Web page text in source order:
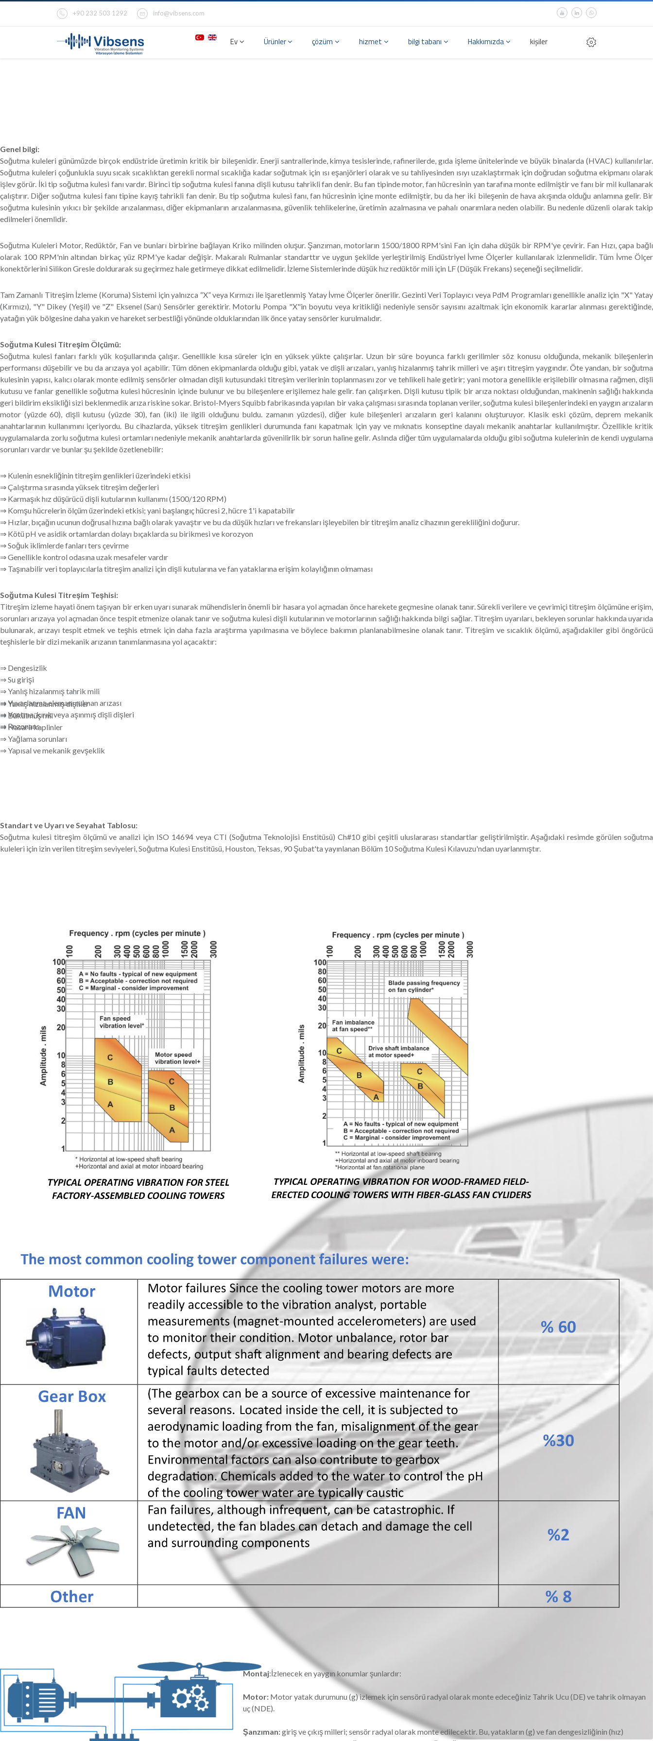
+90 232 503 1292 info@vibsens.com
Ev Ürünler çözüm hizmet bilgi tabanı Hakkımızda kişiler
Genel bilgi:
Soğutma kuleleri günümüzde birçok endüstride üretimin kritik bir bileşenidir. Enerji santrallerinde, kimya tesislerinde, rafinerilerde, gıda işleme ünitelerinde ve büyük binalarda (HVAC) kullanılırlar.
Soğutma kuleleri çoğunlukla suyu sıcak sıcaklıktan gerekli normal sıcaklığa kadar soğutmak için ısı eşanjörleri olarak ve su tahliyesinden ısıyı uzaklaştırmak için doğrudan soğutma ekipmanı olarak
işlev görür. İki tip soğutma kulesi fanı vardır. Birinci tip soğutma kulesi fanına dişli kutusu tahrikli fan denir. Bu fan tipinde motor, fan hücresinin yan tarafına monte edilmiştir ve fanı bir mil kullanarak
çalıştırır. Diğer soğutma kulesi fanı tipine kayış tahrikli fan denir. Bu tip soğutma kulesi fanı, fan hücresinin içine monte edilmiştir, bu da her iki bileşenin de hava akışında olduğu anlamına gelir. Bir
soğutma kulesinin yıkıcı bir şekilde arızalanması, diğer ekipmanların arızalanmasına, güvenlik tehlikelerine, üretimin azalmasına ve pahalı onarımlara neden olabilir. Bu nedenle düzenli olarak takip
edilmeleri önemlidir.
Soğutma Kuleleri Motor, Redüktör, Fan ve bunları birbirine bağlayan Kriko milinden oluşur. Şanzıman, motorların 1500/1800 RPM'sini Fan için daha düşük bir RPM'ye çevirir. Fan Hızı, çapa bağlı
olarak 100 RPM'nin altından birkaç yüz RPM'ye kadar değişir. Makaralı Rulmanlar standarttır ve uygun şekilde yerleştirilmiş Endüstriyel İvme Ölçerler kullanılarak izlenmelidir. Tüm İvme Ölçer
konektörlerini Silikon Gresle doldurarak su geçirmez hale getirmeye dikkat edilmelidir. İzleme Sistemlerinde düşük hız redüktör mili için LF (Düşük Frekans) seçeneği seçilmelidir.
Tam Zamanlı Titreşim İzleme (Koruma) Sistemi için yalnızca “X” veya Kırmızı ile işaretlenmiş Yatay İvme Ölçerler önerilir. Gezinti Veri Toplayıcı veya PdM Programları genellikle analiz için "X" Yatay
(Kırmızı), "Y" Dikey (Yeşil) ve "Z" Eksenel (Sarı) Sensörler gerektirir. Motorlu Pompa "X"in boyutu veya kritikliği nedeniyle sensör sayısını azaltmak için ekonomik kararlar alınması gerektiğinde,
yatağın yük bölgesine daha yakın ve hareket serbestliği yönünde olduklarından ilk önce yatay sensörler kurulmalıdır.
Soğutma Kulesi Titreşim Ölçümü:
Soğutma kulesi fanları farklı yük koşullarında çalışır. Genellikle kısa süreler için en yüksek yükte çalışırlar. Uzun bir süre boyunca farklı gerilimler söz konusu olduğunda, mekanik bileşenlerin
performansı düşebilir ve bu da arızaya yol açabilir. Tüm dönen ekipmanlarda olduğu gibi, yatak ve dişli arızaları, yanlış hizalanmış tahrik milleri ve aşırı titreşim yaygındır. Öte yandan, bir soğutma
kulesinin yapısı, kalıcı olarak monte edilmiş sensörler olmadan dişli kutusundaki titreşim verilerinin toplanmasını zor ve tehlikeli hale getirir; yani motora genellikle erişilebilir olmasına rağmen, dişli
kutusu ve fanlar genellikle soğutma kulesi hücresinin içinde bulunur ve bu bileşenlere erişilemez hale gelir. fan çalışırken. Dişli kutusu tipik bir arıza noktası olduğundan, makinenin sağlığı hakkında
geri bildirim eksikliği sizi beklenmedik arıza riskine sokar. Bristol-Myers Squibb fabrikasında yapılan bir vaka çalışması sırasında toplanan veriler, soğutma kulesi bileşenlerindeki en yaygın arızaların
motor (yüzde 60), dişli kutusu (yüzde 30), fan (iki) ile ilgili olduğunu buldu. zamanın yüzdesi), diğer kule bileşenleri arızaların geri kalanını oluşturuyor. Klasik eski çözüm, deprem mekanik
anahtarlarının kullanımını içeriyordu. Bu cihazlarda, yüksek titreşim genlikleri durumunda fanı kapatmak için yay ve mıknatıs konseptine dayalı mekanik anahtarlar kullanılmıştır. Özellikle kritik
uygulamalarda zorlu soğutma kulesi ortamları nedeniyle mekanik anahtarlarda güvenilirlik bir sorun haline gelir. Aslında diğer tüm uygulamalarda olduğu gibi soğutma kulelerinin de kendi uygulama
sorunları vardır ve bunlar şu şekilde özetlenebilir:
⇒ Kulenin esnekliğinin titreşim genlikleri üzerindeki etkisi
⇒ Çalıştırma sırasında yüksek titreşim değerleri
⇒ Karmaşık hız düşürücü dişli kutularının kullanımı (1500/120 RPM)
⇒ Komşu hücrelerin ölçüm üzerindeki etkisi; yani başlangıç ​​hücresi 2, hücre 1'i kapatabilir
⇒ Hızlar, bıçağın ucunun doğrusal hızına bağlı olarak yavaştır ve bu da düşük hızları ve frekansları işleyebilen bir titreşim analiz cihazının gerekliliğini doğurur.
⇒ Kötü pH ve asidik ortamlardan dolayı bıçaklarda su birikmesi ve korozyon
⇒ Soğuk iklimlerde fanları ters çevirme
⇒ Genellikle kontrol odasına uzak mesafeler vardır
⇒ Taşınabilir veri toplayıcılarla titreşim analizi için dişli kutularına ve fan yataklarına erişim kolaylığının olmaması
Soğutma Kulesi Titreşim Teşhisi:
Titreşim izleme hayati önem taşıyan bir erken uyarı sunarak mühendislerin önemli bir hasara yol açmadan önce harekete geçmesine olanak tanır. Sürekli verilere ve çevrimiçi titreşim ölçümüne erişim,
sorunları arızaya yol açmadan önce tespit etmenize olanak tanır ve soğutma kulesi dişli kutularının ve motorlarının sağlığı hakkında bilgi sağlar. Titreşim uyarıları, bekleyen sorunlar hakkında uyarıda
bulunarak, arızayı tespit etmek ve teşhis etmek için daha fazla araştırma yapılmasına ve böylece bakımın planlanabilmesine olanak tanır. Titreşim ve sıcaklık ölçümü, aşağıdakiler gibi öngörücü
teşhislerle bir dizi mekanik arızanın tanımlanmasına yol açacaktır:
⇒ Dengesizlik
⇒ Su girişi
⇒ Yanlış hizalanmış tahrik mili
⇒ Yuvarlanma elemanı rulman arızası
⇒ Yontma, kırık veya aşınmış dişli dişleri
⇒ Rezonans
⇒ Yanlış hizalanmış dişliler
⇒ Bükülmüş mil
⇒ Hasarlı kaplinler
⇒ Yağlama sorunları
⇒ Yapısal ve mekanik gevşeklik
Standart ve Uyarı ve Seyahat Tablosu:
Soğutma kulesi titreşim ölçümü ve analizi için ISO 14694 veya CTI (Soğutma Teknolojisi Enstitüsü) Ch#10 gibi çeşitli uluslararası standartlar geliştirilmiştir. Aşağıdaki resimde görülen soğutma
kuleleri için izin verilen titreşim seviyeleri, Soğutma Kulesi Enstitüsü, Houston, Teksas, 90 Şubat'ta yayınlanan Bölüm 10 Soğutma Kulesi Kılavuzu'ndan uyarlanmıştır.
Montaj:İzlenecek en yaygın konumlar şunlardır:
Motor: Motor yatak durumunu (g) ​​izlemek için sensörü radyal olarak monte edeceğiniz Tahrik Ucu (DE) ve tahrik olmayan
uç (NDE).
Şanzıman:giriş ve çıkış milleri; sensör radyal olarak monte edilecektir. Bu, yatakların (g) ve fan dengesizliğinin (hız)